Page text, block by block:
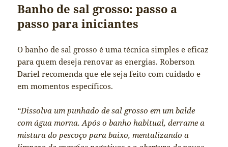
Banho de sal grosso: passo a
passo para iniciantes
O banho de sal grosso é uma técnica simples e eficaz
para quem deseja renovar as energias. Roberson
Dariel recomenda que ele seja feito com cuidado e
em momentos específicos.
“Dissolva um punhado de sal grosso em um balde
com água morna. Após o banho habitual, derrame a
mistura do pescoço para baixo, mentalizando a